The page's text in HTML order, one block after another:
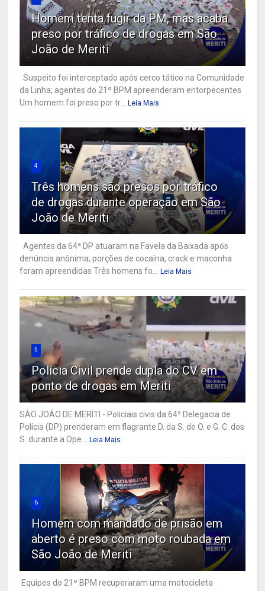
Homem tenta fugir da PM, mas acaba
preso por tráfico de drogas em São
João de Meriti
Suspeito foi interceptado após cerco tático na Comunidade
da Linha; agentes do 21º BPM apreenderam entorpecentes
Um homem foi preso por tr... Leia Mais
4
Três homens são presos por tráfico
de drogas durante operação em São
João de Meriti
Agentes da 64ª DP atuaram na Favela da Baixada após
denúncia anônima; porções de cocaína, crack e maconha
foram apreendidas Três homens fo... Leia Mais
5
Polícia Civil prende dupla do CV em
ponto de drogas em Meriti
SÃO JOÃO DE MERITI - Policiais civis da 64ª Delegacia de
Polícia (DP) prenderam em flagrante D. da S. de O. e G. C. dos
S. durante a Ope... Leia Mais
6
Homem com mandado de prisão em
aberto é preso com moto roubada em
São João de Meriti
Equipes do 21º BPM recuperaram uma motocicleta